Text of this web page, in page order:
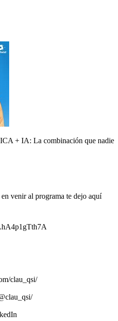
+ IA: La combinación que nadie
venir al programa te dejo aquí
clau_qsi/